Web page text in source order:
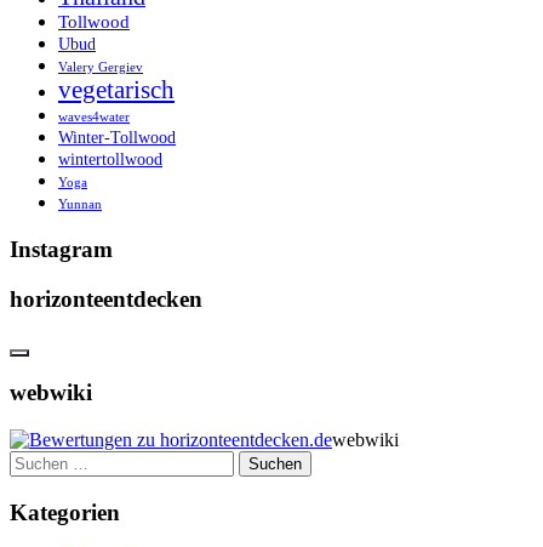
Tollwood
Ubud
Valery Gergiev
vegetarisch
waves4water
Winter-Tollwood
wintertollwood
Yoga
Yunnan
Instagram
horizonteentdecken
webwiki
webwiki
Suchen
nach:
Kategorien